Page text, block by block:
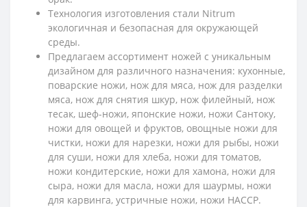
Технология изготовления стали Nitrum
экологичная и безопасная для окружающей
среды.
Предлагаем ассортимент ножей с уникальным
дизайном для различного назначения: кухонные,
поварские ножи, нож для мяса, нож для разделки
мяса, нож для снятия шкур, нож филейный, нож
тесак, шеф-ножи, японские ножи, ножи Сантоку,
ножи для овощей и фруктов, овощные ножи для
чистки, ножи для нарезки, ножи для рыбы, ножи
для суши, ножи для хлеба, ножи для томатов,
ножи кондитерские, ножи для хамона, ножи для
сыра, ножи для масла, ножи для шаурмы, ножи
для карвинга, устричные ножи, ножи HACCP.